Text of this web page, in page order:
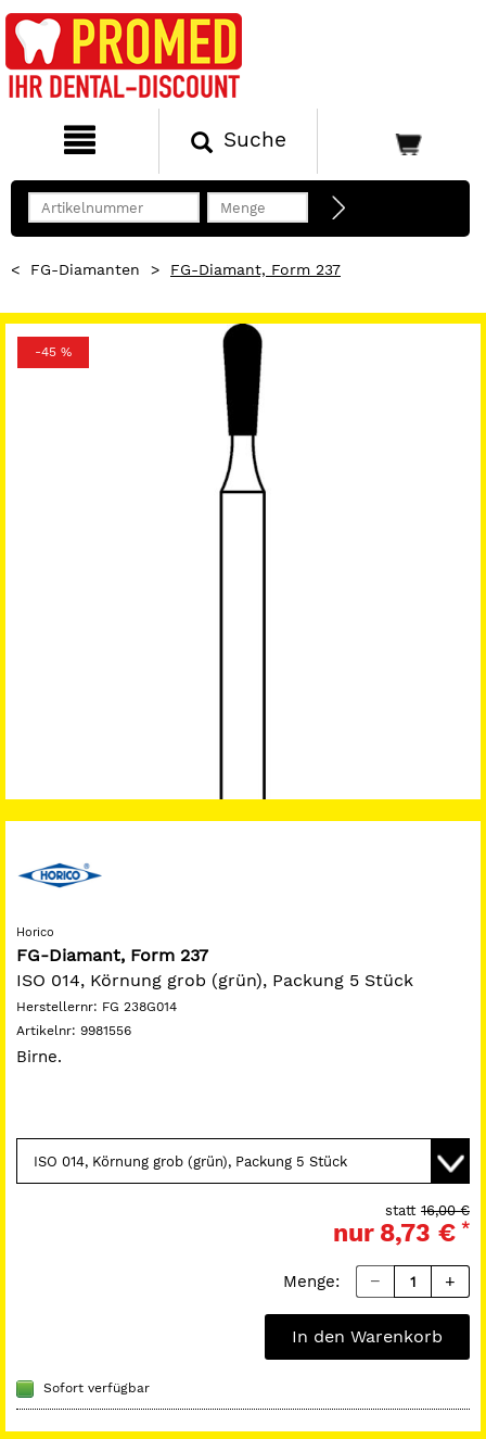
Suche
< FG-Diamanten > FG-Diamant, Form 237
-45 %
Horico
FG-Diamant, Form 237
ISO 014, Körnung grob (grün), Packung 5 Stück
Herstellernr: FG 238G014
Artikelnr: 9981556
Birne.
16,00 €
statt
nur 8,73 € *
Menge:
In den Warenkorb
Sofort verfügbar